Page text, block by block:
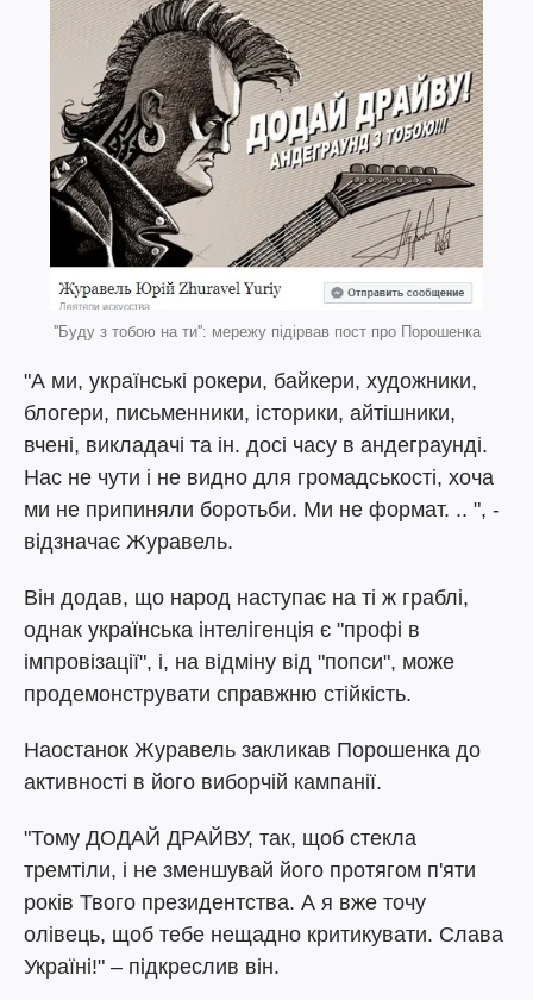
''Буду з тобою на ти'': мережу підірвав пост про Порошенка
"А ми, українські рокери, байкери, художники,
блогери, письменники, історики, айтішники,
вчені, викладачі та ін. досі часу в андеграунді.
Нас не чути і не видно для громадськості, хоча
ми не припиняли боротьби. Ми не формат. .. ", -
відзначає Журавель.
Він додав, що народ наступає на ті ж граблі,
однак українська інтелігенція є "профі в
імпровізації", і, на відміну від "попси", може
продемонструвати справжню стійкість.
Наостанок Журавель закликав Порошенка до
активності в його виборчій кампанії.
"Тому ДОДАЙ ДРАЙВУ, так, щоб стекла
тремтіли, і не зменшувай його протягом п'яти
років Твого президентства. А я вже точу
олівець, щоб тебе нещадно критикувати. Слава
Україні!" – підкреслив він.